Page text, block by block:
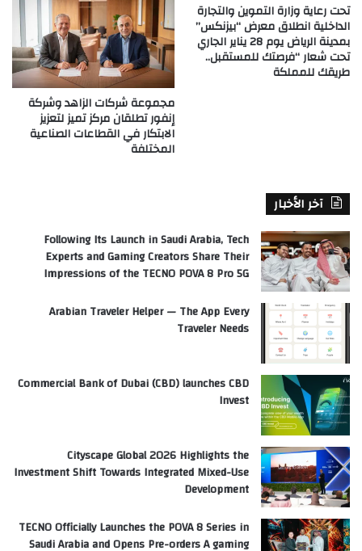
تحت رعاية وزارة التموين والتجارة
الداخلية انطلاق معرض “بيزنكس”
بمدينة الرياض يوم 28 يناير الجاري
تحت شعار “فرصتك للمستقبل..
طريقك للمملكة
مجموعة شركات الزاهد وشركة
إنفور تطلقان مركز تميز لتعزيز
الابتكار في القطاعات الصناعية
المختلفة
آخر الأخبار
Following Its Launch in Saudi Arabia, Tech
Experts and Gaming Creators Share Their
Impressions of the TECNO POVA 8 Pro 5G
Arabian Traveler Helper — The App Every
Traveler Needs
Commercial Bank of Dubai (CBD) launches CBD
Invest
Cityscape Global 2026 Highlights the
Investment Shift Towards Integrated Mixed-Use
Development
TECNO Officially Launches the POVA 8 Series in
Saudi Arabia and Opens Pre-orders A gaming